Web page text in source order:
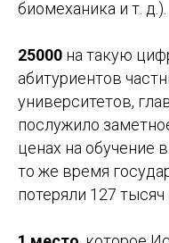
биомеханика и т. д.).
25000 на такую
абитуриентов
университетов,
послужило
ценах на обучение
то же время
потеряли 127 тысяч
Политика конфиденциальности
© TOMO CERO, S.L.U. 2026CIF:
Aviso Legal